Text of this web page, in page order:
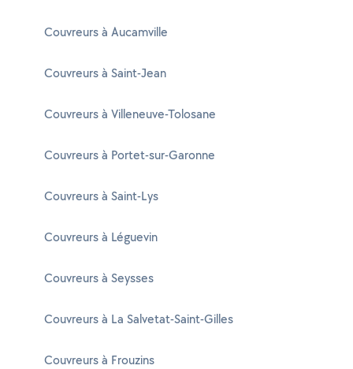
Couvreurs à Aucamville
Couvreurs à Saint-Jean
Couvreurs à Villeneuve-Tolosane
Couvreurs à Portet-sur-Garonne
Couvreurs à Saint-Lys
Couvreurs à Léguevin
Couvreurs à Seysses
Couvreurs à La Salvetat-Saint-Gilles
Couvreurs à Frouzins